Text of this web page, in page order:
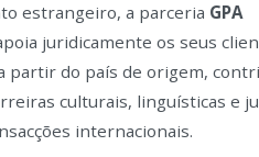
estrangeiro, a parceria GPA
juridicamente os seus
partir do país de origem,
culturais, linguísticas e
internacionais.